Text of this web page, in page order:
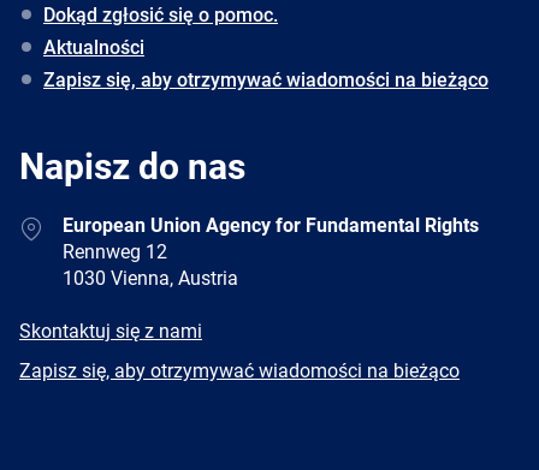
Dokąd zgłosić się o pomoc.
Aktualności
Zapisz się, aby otrzymywać wiadomości na bieżąco
Napisz do nas
AddressEuropean Union Agency for Fundamental Rights
Rennweg 12
1030 Vienna, Austria
E-
Skontaktuj się z nami
Newsletter
Zapisz się, aby otrzymywać wiadomości na bieżąco